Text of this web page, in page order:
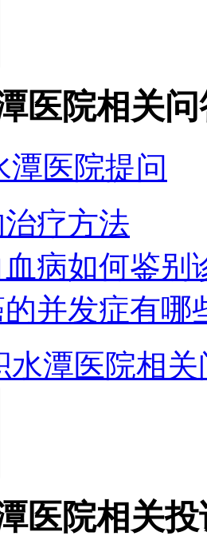
医院相关问
潭医院提问
疗方法
病如何鉴别
并发症有哪
水潭医院相关
医院相关投